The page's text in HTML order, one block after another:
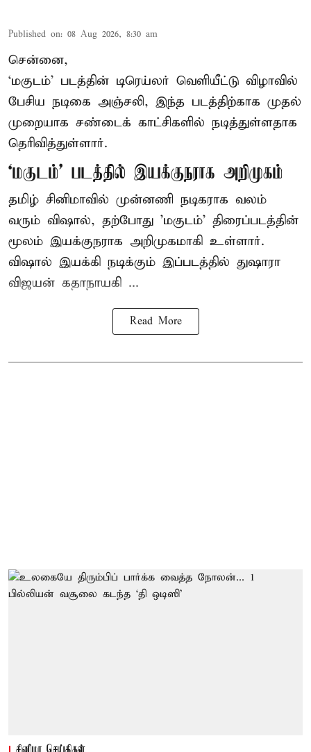
Published on: 08 Aug 2026, 8:30 am
சென்னை,
‘மகுடம்’ படத்தின் டிரெய்லர் வெளியீட்டு விழாவில்
பேசிய நடிகை அஞ்சலி, இந்த படத்திற்காக முதல்
முறையாக சண்டைக் காட்சிகளில் நடித்துள்ளதாக
தெரிவித்துள்ளார்.
‘மகுடம்’ படத்தில் இயக்குநராக அறிமுகம்
தமிழ் சினிமாவில் முன்னணி நடிகராக வலம்
வரும் விஷால், தற்போது 'மகுடம்' திரைப்படத்தின்
மூலம் இயக்குநராக அறிமுகமாகி உள்ளார்.
விஷால் இயக்கி நடிக்கும் இப்படத்தில் துஷாரா
விஜயன் கதாநாயகி ...
Read More